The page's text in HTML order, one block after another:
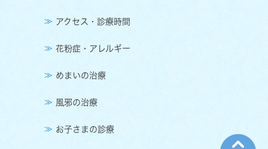
アクセス・診療時間
花粉症・アレルギー
めまいの治療
風邪の治療
お子さまの診療